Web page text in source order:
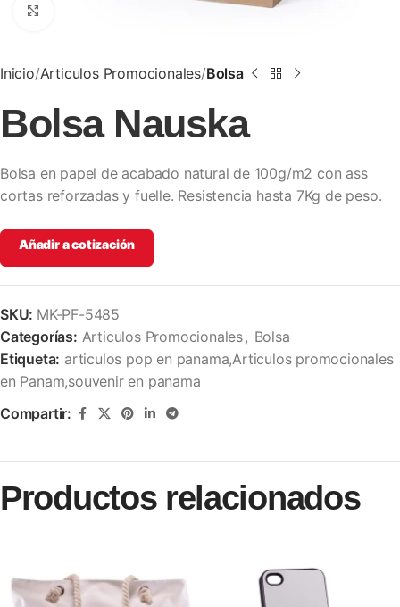
Inicio Articulos Promocionales Bolsa
Bolsa Nauska
Bolsa en papel de acabado natural de 100g/m2 con ass
cortas reforzadas y fuelle. Resistencia hasta 7Kg de peso.
Añadir a cotización
SKU: MK-PF-5485
Categorías: Articulos Promocionales, Bolsa
Etiqueta: articulos pop en panama,Articulos promocionales
en Panam,souvenir en panama
Compartir:
Productos relacionados